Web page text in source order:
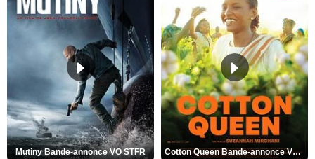
Mutiny Bande-annonce VO STFR Cotton Queen Bande-annonce VO STFR